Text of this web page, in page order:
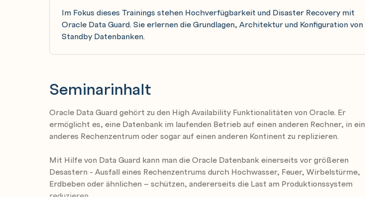
Im Fokus dieses Trainings stehen Hochverfügbarkeit und Disaster Recovery mit
Oracle Data Guard. Sie erlernen die Grundlagen, Architektur und Konfiguration von
Standby Datenbanken.
Seminarinhalt
Oracle Data Guard gehört zu den High Availability Funktionalitäten von Oracle. Er
ermöglicht es, eine Datenbank im laufenden Betrieb auf einen anderen Rechner, in ein
anderes Rechenzentrum oder sogar auf einen anderen Kontinent zu replizieren.
Mit Hilfe von Data Guard kann man die Oracle Datenbank einerseits vor größeren
Desastern - Ausfall eines Rechenzentrums durch Hochwasser, Feuer, Wirbelstürme,
Erdbeben oder ähnlichen – schützen, andererseits die Last am Produktionssystem